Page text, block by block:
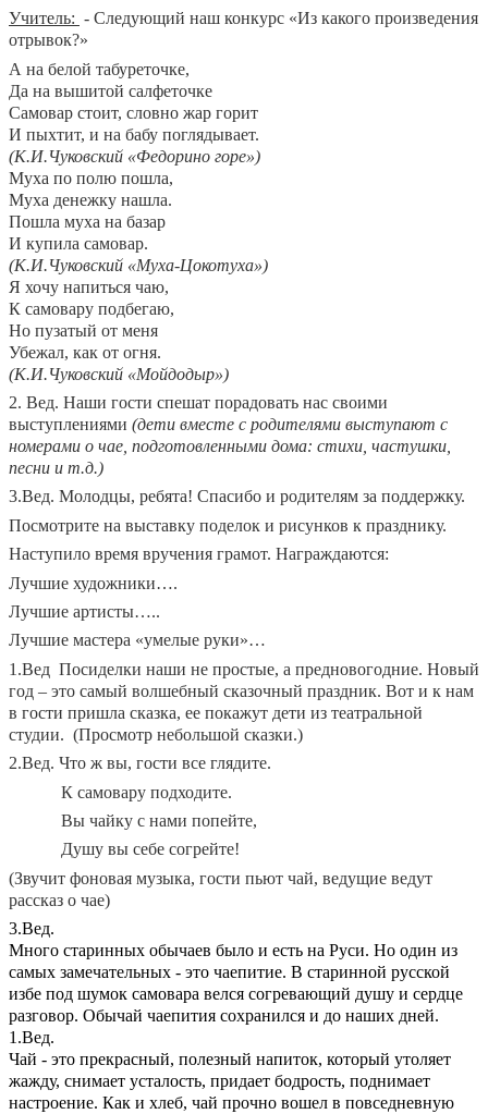
Учитель: - Следующий наш конкурс «Из какого произведения
отрывок?»
А на белой табуреточке,
Да на вышитой салфеточке
Самовар стоит, словно жар горит
И пыхтит, и на бабу поглядывает.
(К.И.Чуковский «Федорино горе»)
Муха по полю пошла,
Муха денежку нашла.
Пошла муха на базар
И купила самовар.
(К.И.Чуковский «Муха-Цокотуха»)
Я хочу напиться чаю,
К самовару подбегаю,
Но пузатый от меня
Убежал, как от огня.
(К.И.Чуковский «Мойдодыр»)
2. Вед. Наши гости спешат порадовать нас своими
выступлениями (дети вместе с родителями выступают с
номерами о чае, подготовленными дома: стихи, частушки,
песни и т.д.)
3.Вед. Молодцы, ребята! Спасибо и родителям за поддержку.
Посмотрите на выставку поделок и рисунков к празднику.
Наступило время вручения грамот. Награждаются:
Лучшие художники….
Лучшие артисты…..
Лучшие мастера «умелые руки»…
1.Вед Посиделки наши не простые, а предновогодние. Новый
год – это самый волшебный сказочный праздник. Вот и к нам
в гости пришла сказка, ее покажут дети из театральной
студии. (Просмотр небольшой сказки.)
2.Вед. Что ж вы, гости все глядите.
К самовару подходите.
Вы чайку с нами попейте,
Душу вы себе согрейте!
(Звучит фоновая музыка, гости пьют чай, ведущие ведут
рассказ о чае)
3.Вед.
Много старинных обычаев было и есть на Руси. Но один из
самых замечательных - это чаепитие. В старинной русской
избе под шумок самовара велся согревающий душу и сердце
разговор. Обычай чаепития сохранился и до наших дней.
1.Вед.
Чай - это прекрасный, полезный напиток, который утоляет
жажду, снимает усталость, придает бодрость, поднимает
настроение. Как и хлеб, чай прочно вошел в повседневную